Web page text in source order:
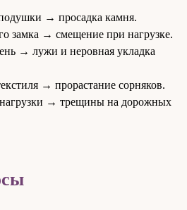
→ просадка камня.
замка → смещение при нагрузке.
→ лужи и неровная укладка
→ прорастание сорняков.
нагрузки → трещины на дорожных